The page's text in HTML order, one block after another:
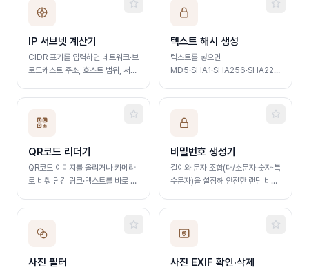
IP 서브넷 계산기
CIDR 표기를 입력하면 네트워크·브
로드캐스트 주소, 호스트 범위, 서브
텍스트 해시 생성
텍스트를 넣으면
Hex·Base64·Binary 출력
QR코드 리더기
QR코드 이미지를 올리거나 카메라
로 비춰 담긴 링크·텍스트를 바로 읽
비밀번호 생성기
길이와 문자 조합(대/소문자·숫자·특
수문자)을 설정해 안전한 랜덤 비밀
사진 필터 사진 EXIF 확인·삭제